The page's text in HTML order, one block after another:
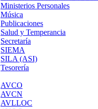
Ministerios Personales
Música
Publicaciones
Salud y Temperancia
Secretaría
SIEMA
SILA (ASI)
Tesorería
AVCO
AVCN
AVLLOC